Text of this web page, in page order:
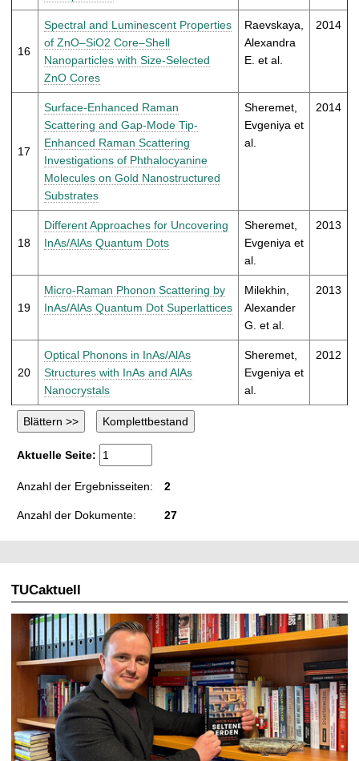
16
Spectral and Luminescent Properties
of ZnO–SiO2 Core–Shell
Nanoparticles with Size-Selected
ZnO Cores
Raevskaya,
Alexandra
E. et al.
2014
17
Surface-Enhanced Raman
Scattering and Gap-Mode Tip-
Enhanced Raman Scattering
Investigations of Phthalocyanine
Molecules on Gold Nanostructured
Substrates
Sheremet,
Evgeniya et
al.
2014
18
Different Approaches for Uncovering
InAs/AlAs Quantum Dots
Sheremet,
Evgeniya et
al.
2013
19
Micro-Raman Phonon Scattering by
InAs/AlAs Quantum Dot Superlattices
Milekhin,
Alexander
G. et al.
2013
20
Optical Phonons in InAs/AlAs
Structures with InAs and AlAs
Nanocrystals
Sheremet,
Evgeniya et
al.
2012
Aktuelle Seite:
Anzahl der Ergebnisseiten: 2
Anzahl der Dokumente: 27
TUCaktuell